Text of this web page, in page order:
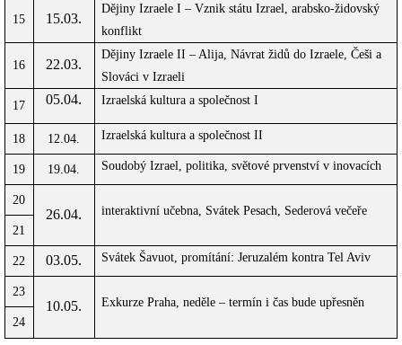
15 15.03.
Dějiny Izraele I – Vznik státu Izrael, arabsko-židovský
konflikt
16 22.03.
Dějiny Izraele II – Alija, Návrat židů do Izraele, Češi a
Slováci v Izraeli
17 05.04. Izraelská kultura a společnost I
18 12.04. Izraelská kultura a společnost II
19 19.04. Soudobý Izrael, politika, světové prvenství v inovacích
20
26.04.
interaktivní učebna, Svátek Pesach, Sederová večeře
21
22 03.05. Svátek Šavuot, promítání: Jeruzalém kontra Tel Aviv
23
10.05.
Exkurze Praha, neděle – termín i čas bude upřesněn
24